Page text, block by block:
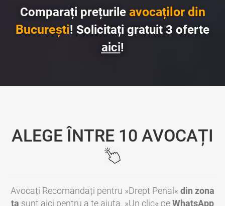
Comparați prețurile avocaților din
București! Solicitați gratuit 3 oferte
aici!
ALEGE ÎNTRE 10 AVOCAȚI
Avocați Recomandați pentru »Drept Penal« din zona
ta sunt aici pentru a te ajuta. »Un clic« peWhatsApp